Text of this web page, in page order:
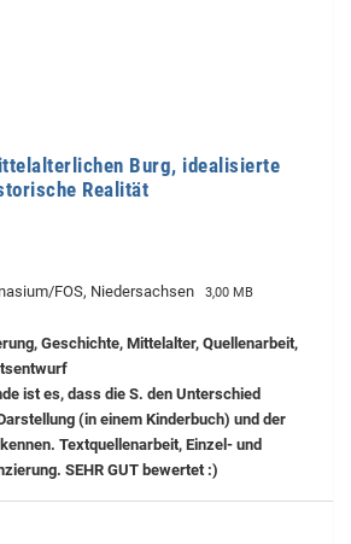
Burg, idealisierte
Realität
FOS, Niedersachsen 3,00 MB
Geschichte, Mittelalter, Quellenarbeit,
ist es, dass die S. den Unterschied
(in einem Kinderbuch) und der
Textquellenarbeit, Einzel- und
SEHR GUT bewertet :)